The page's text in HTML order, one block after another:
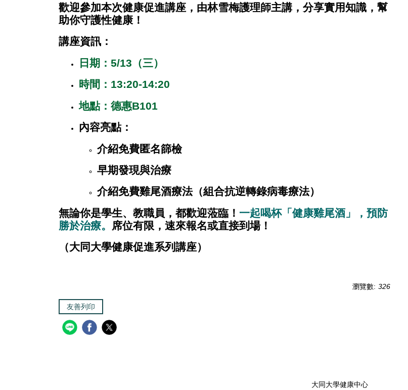
歡迎參加本次健康促進講座，由林雪梅護理師主講，分享實用知識，幫
助你守護性健康！
講座資訊：
日期 ：5/13（三）
時間 ：13:20-14:20
地點：德惠B101
內容亮點：
介紹免費匿名篩檢
早期發現與治療
介紹免費雞尾酒療法（組合抗逆轉錄病毒療法）
無論你是學生、教職員，都歡迎蒞臨！ 一起喝杯「健康雞尾酒」，預防
勝於治療。 席位有限，速來報名或直接到場！
（大同大學健康促進系列講座）
瀏覽數: 326
友善列印
大同大學健康中心